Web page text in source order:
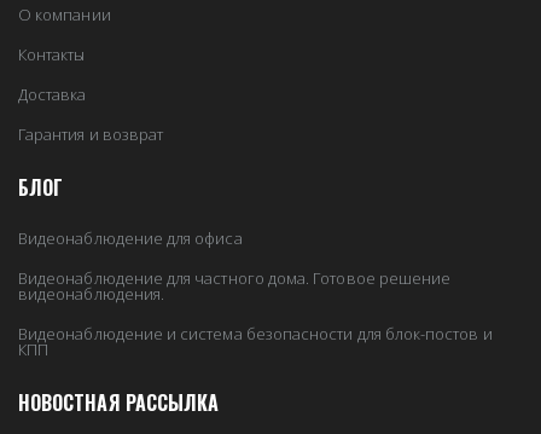
О компании
Контакты
Доставка
Гарантия и возврат
БЛОГ
Видеонаблюдение для офиса
Видеонаблюдение для частного дома. Готовое решение
видеонаблюдения.
Видеонаблюдение и система безопасности для блок-постов и
КПП
НОВОСТНАЯ РАССЫЛКА